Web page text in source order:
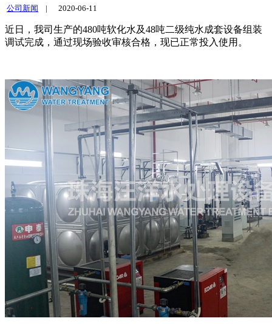
公司新闻 | 2020-06-11
近日，我司生产的480吨软化水及48吨二级纯水成套设备组装
调试完成，通过现场验收审核合格，现已正常投入使用。